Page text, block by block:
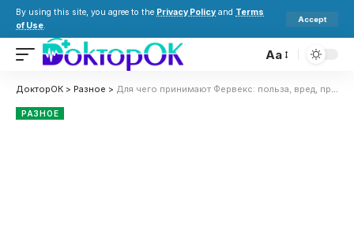
By using this site, you agree to the Privacy Policy and Terms
of Use.
Accept
Aa
ДокторОК > Разное > Для чего принимают Фервекс: польза, вред, противопоказания и правила приема
РАЗНОЕ